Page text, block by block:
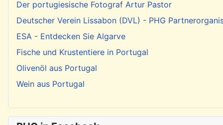
Der portugiesische Fotograf Artur Pastor
Deutscher Verein Lissabon (DVL) - PHG
ESA - Entdecken Sie Algarve
Fische und Krustentiere in Portugal
Olivenöl aus Portugal
Wein aus Portugal